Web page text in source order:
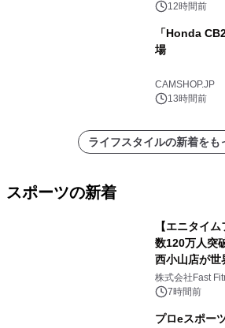
12時間前
「Honda
場
CAMSHOP.JP
13時間前
ライフスタイルの新着をも
スポーツの新着
【エニタイ
数120万人突
西小山店が世
株式会社Fast
7時間前
プロeスポー